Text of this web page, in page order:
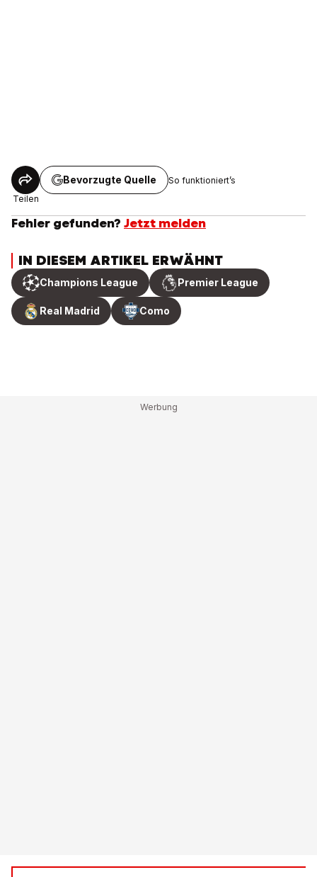
Teilen
Bevorzugte Quelle So funktioniert’s
Fehler gefunden? Jetzt melden
IN DIESEM ARTIKEL ERWÄHNT
Champions League Premier League
Real Madrid Como